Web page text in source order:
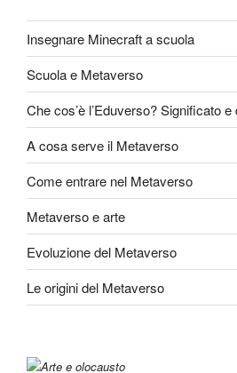
Insegnare Minecraft a scuola
Scuola e Metaverso
Che cos’è l’Eduverso? Significato e
A cosa serve il Metaverso
Come entrare nel Metaverso
Metaverso e arte
Evoluzione del Metaverso
Le origini del Metaverso